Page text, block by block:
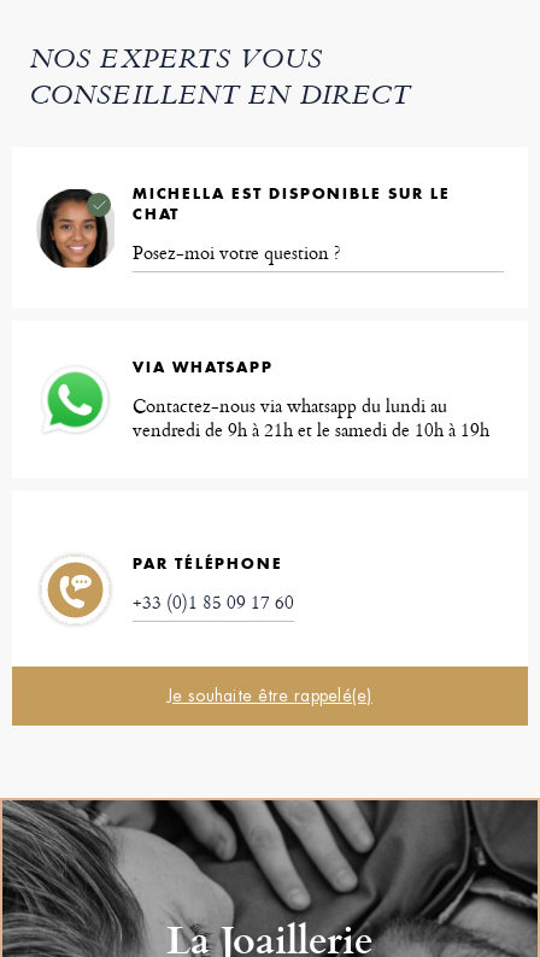
NOS EXPERTS VOUS
CONSEILLENT EN DIRECT
MICHELLA EST DISPONIBLE SUR LE
CHAT
Posez-moi votre question ?
VIA WHATSAPP
Contactez-nous via whatsapp du lundi au
vendredi de 9h à 21h et le samedi de 10h à 19h
PAR TÉLÉPHONE
+33 (0)1 85 09 17 60
Je souhaite être rappelé(e)
La Joaillerie